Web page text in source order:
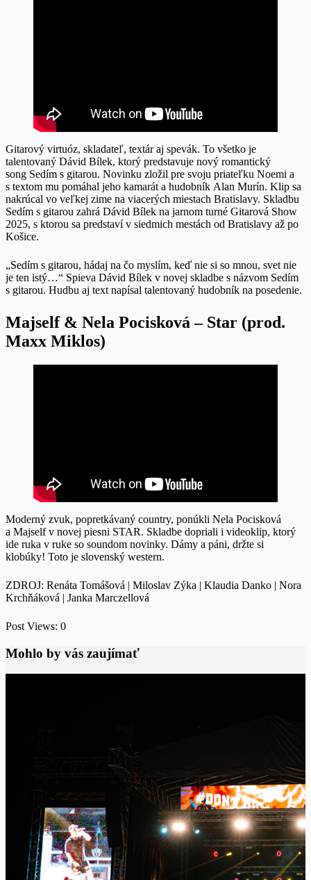
Gitarový virtuóz, skladateľ, textár aj spevák. To všetko je
talentovaný Dávid Bílek, ktorý predstavuje nový romantický
song Sedím s gitarou. Novinku zložil pre svoju priateľku Noemi a
s textom mu pomáhal jeho kamarát a hudobník Alan Murín. Klip sa
nakrúcal vo veľkej zime na viacerých miestach Bratislavy. Skladbu
Sedím s gitarou zahrá Dávid Bílek na jarnom turné Gitarová Show
2025, s ktorou sa predstaví v siedmich mestách od Bratislavy až po
Košice.
„Sedím s gitarou, hádaj na čo myslím, keď nie si so mnou, svet nie
je ten istý…“ Spieva Dávid Bílek v novej skladbe s názvom Sedím
s gitarou. Hudbu aj text napísal talentovaný hudobník na posedenie.
Majself & Nela Pocisková – Star (prod.
Maxx Miklos)
Moderný zvuk, popretkávaný country, ponúkli Nela Pocisková
a Majself v novej piesni STAR. Skladbe dopriali i videoklip, ktorý
ide ruka v ruke so soundom novinky. Dámy a páni, držte si
klobúky! Toto je slovenský western.
ZDROJ: Renáta Tomášová | Miloslav Zýka | Klaudia Danko | Nora
Krchňáková | Janka Marczellová
Post Views: 0
Mohlo by vás zaujímať